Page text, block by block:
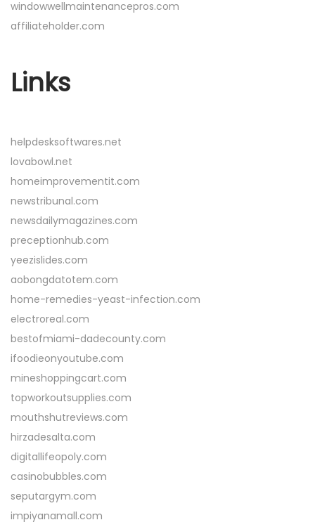
windowwellmaintenancepros.com
affiliateholder.com
Links
helpdesksoftwares.net
lovabowl.net
homeimprovementit.com
newstribunal.com
newsdailymagazines.com
preceptionhub.com
yeezislides.com
aobongdatotem.com
home-remedies-yeast-infection.com
electroreal.com
bestofmiami-dadecounty.com
ifoodieonyoutube.com
mineshoppingcart.com
topworkoutsupplies.com
mouthshutreviews.com
hirzadesalta.com
digitallifeopoly.com
casinobubbles.com
seputargym.com
impiyanamall.com